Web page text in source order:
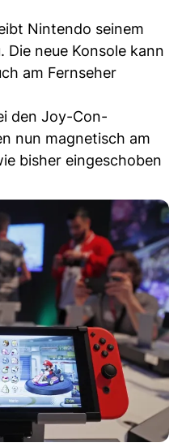
Nintendo seinem
neue Konsole kann
am Fernseher
den Joy-Con-
nun magnetisch am
bisher eingeschoben